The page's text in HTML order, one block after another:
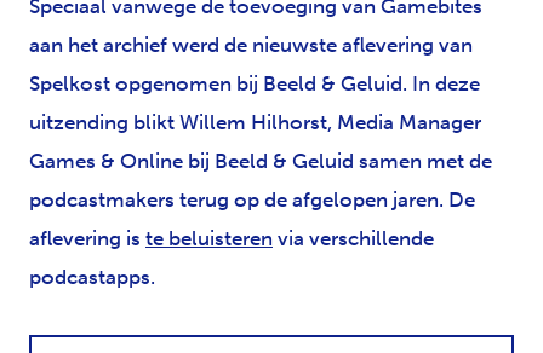
Speciaal vanwege de toevoeging van Gamebites
aan het archief werd de nieuwste aflevering van
Spelkost opgenomen bij Beeld & Geluid. In deze
uitzending blikt Willem Hilhorst, Media Manager
Games & Online bij Beeld & Geluid samen met de
podcastmakers terug op de afgelopen jaren. De
aflevering is te beluisteren via verschillende
podcastapps.